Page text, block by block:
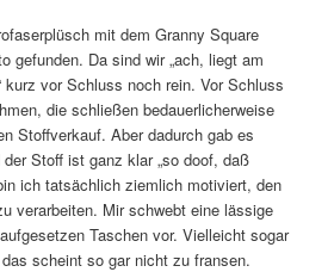
mit dem Granny Square
gefunden. Da sind wir „ach, liegt am
vor Schluss noch rein. Vor Schluss
die schließen bedauerlicherweise
Stoffverkauf. Aber dadurch gab es
Stoff ist ganz klar „so doof, daß
ich tatsächlich ziemlich motiviert, den
verarbeiten. Mir schwebt eine lässige
Taschen vor. Vielleicht sogar
scheint so gar nicht zu fransen.